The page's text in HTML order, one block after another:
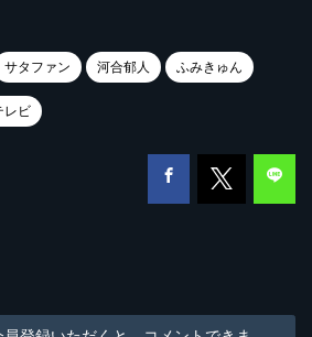
サタファン 河合郁人 ふみきゅん
レビ